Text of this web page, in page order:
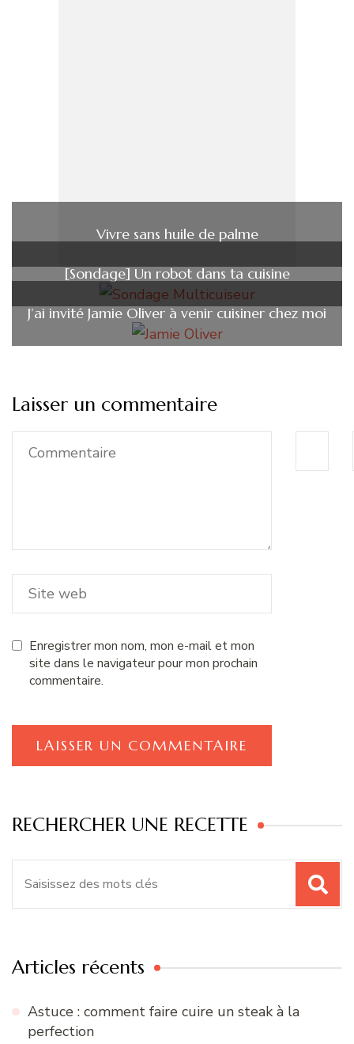
Vivre sans huile de palme
[Sondage] Un robot dans ta cuisine
J’ai invité Jamie Oliver à venir cuisiner chez moi
Laisser un commentaire
Enregistrer mon nom, mon e-mail et mon
site dans le navigateur pour mon prochain
commentaire.
RECHERCHER UNE RECETTE
Articles récents
Astuce : comment faire cuire un steak à la
perfection